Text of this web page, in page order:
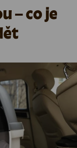
– co je